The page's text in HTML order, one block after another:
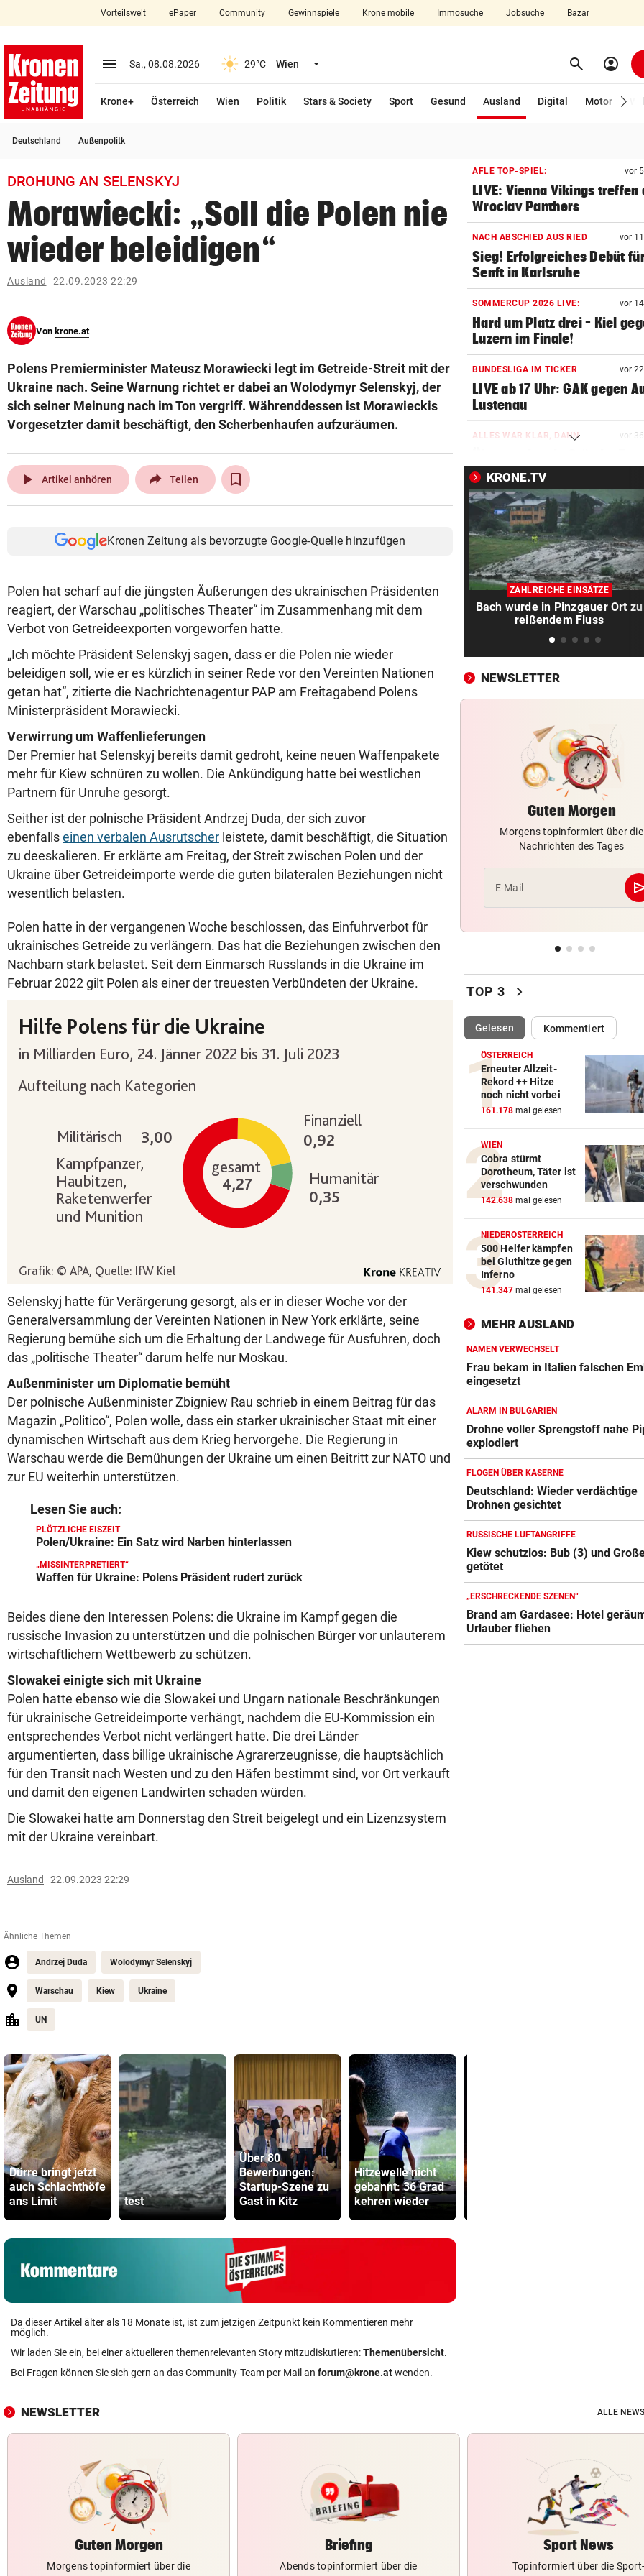
closeSchließen
account_circle Anmelden
arrow_right
bookmark
search
Suchbegriff
eingeben
© Krone Multimedia GmbH & Co KG 2026
Vorteilswelt ePaper Community Gewinnspiele Krone mobile Immosuche Jobsuche Bazar
menu Menü aufklappen
Sa., 08.08.2026 29°C Wien Menü aufklappen search Suchen
account_circle
Krone+ Österreich Wien Politik Stars & Society Sport Gesund Ausland
Digital
Motor
Deutschland Außenpolitk
DROHUNG AN SELENSKYJ
Morawiecki: „Soll die Polen nie
wieder beleidigen“
Ausland 22.09.2023 22:29
Von krone.at
Polens Premierminister Mateusz Morawiecki legt im Getreide-Streit mit der
Ukraine nach. Seine Warnung richtet er dabei an Wolodymyr Selenskyj, der
sich seiner Meinung nach im Ton vergriff. Währenddessen ist Morawieckis
Vorgesetzter damit beschäftigt, den Scherbenhaufen aufzuräumen.
play_arrow Artikel anhören Teilen
Kronen Zeitung als bevorzugte Google-Quelle hinzufügen
Polen hat scharf auf die jüngsten Äußerungen des ukrainischen Präsidenten
reagiert, der Warschau „politisches Theater“ im Zusammenhang mit dem
Verbot von Getreideexporten vorgeworfen hatte.
„Ich möchte Präsident Selenskyj sagen, dass er die Polen nie wieder
beleidigen soll, wie er es kürzlich in seiner Rede vor den Vereinten Nationen
getan hat“, zitierte die Nachrichtenagentur PAP am Freitagabend Polens
Ministerpräsident Morawiecki.
Verwirrung um Waffenlieferungen
Der Premier hat Selenskyj bereits damit gedroht, keine neuen Waffenpakete
mehr für Kiew schnüren zu wollen. Die Ankündigung hatte bei westlichen
Partnern für Unruhe gesorgt.
Seither ist der polnische Präsident Andrzej Duda, der sich zuvor
ebenfallseinen verbalen Ausrutscher leistete, damit beschäftigt, die Situation
zu deeskalieren. Er erklärte am Freitag, der Streit zwischen Polen und der
Ukraine über Getreideimporte werde die guten bilateralen Beziehungen nicht
wesentlich belasten.
Polen hatte in der vergangenen Woche beschlossen, das Einfuhrverbot für
ukrainisches Getreide zu verlängern. Das hat die Beziehungen zwischen den
Nachbarn stark belastet. Seit dem Einmarsch Russlands in die Ukraine im
Februar 2022 gilt Polen als einer der treuesten Verbündeten der Ukraine.
Selenskyj hatte für Verärgerung gesorgt, als er in dieser Woche vor der
Generalversammlung der Vereinten Nationen in New York erklärte, seine
Regierung bemühe sich um die Erhaltung der Landwege für Ausfuhren, doch
das „politische Theater“ darum helfe nur Moskau.
Außenminister um Diplomatie bemüht
Der polnische Außenminister Zbigniew Rau schrieb in einem Beitrag für das
Magazin „Politico“, Polen wolle, dass ein starker ukrainischer Staat mit einer
dynamischen Wirtschaft aus dem Krieg hervorgehe. Die Regierung in
Warschau werde die Bemühungen der Ukraine um einen Beitritt zur NATO und
zur EU weiterhin unterstützen.
Lesen Sie auch:
PLÖTZLICHE EISZEIT
Polen/Ukraine: Ein Satz wird Narben hinterlassen
„MISSINTERPRETIERT“
Waffen für Ukraine: Polens Präsident rudert zurück
Beides diene den Interessen Polens: die Ukraine im Kampf gegen die
russische Invasion zu unterstützen und die polnischen Bürger vor unlauterem
wirtschaftlichem Wettbewerb zu schützen.
Slowakei einigte sich mit Ukraine
Polen hatte ebenso wie die Slowakei und Ungarn nationale Beschränkungen
für ukrainische Getreideimporte verhängt, nachdem die EU-Kommission ein
entsprechendes Verbot nicht verlängert hatte. Die drei Länder
argumentierten, dass billige ukrainische Agrarerzeugnisse, die hauptsächlich
für den Transit nach Westen und zu den Häfen bestimmt sind, vor Ort verkauft
und damit den eigenen Landwirten schaden würden.
Die Slowakei hatte am Donnerstag den Streit beigelegt und ein Lizenzsystem
mit der Ukraine vereinbart.
Ausland 22.09.2023 22:29
Ähnliche Themen
Andrzej Duda Wolodymyr Selenskyj
Warschau Kiew Ukraine
UN
Dürre bringt jetzt
auch Schlachthöfe
ans Limit
test
Über 80
Bewerbungen:
Startup-Szene zu
Gast in Kitz
Hitzewelle nicht
gebannt: 36 Grad
kehren wieder
Da dieser Artikel älter als 18 Monate ist, ist zum jetzigen Zeitpunkt kein Kommentieren mehr
möglich.
Wir laden Sie ein, bei einer aktuelleren themenrelevanten Story mitzudiskutieren:Themenübersicht.
Bei Fragen können Sie sich gern an das Community-Team per Mail an forum@krone.atwenden.
AFLE TOP-SPIEL: vor
LIVE: Vienna Vikings treffen
Wroclav Panthers
NACH ABSCHIED AUS RIED vor
Sieg! Erfolgreiches Debüt
Senft in Karlsruhe
SOMMERCUP 2026 LIVE: vor
Hard um Platz drei – Kiel
Luzern im Finale!
BUNDESLIGA IM TICKER vor
LIVE ab 17 Uhr: GAK gegen
Lustenau
ALLES WAR KLAR, DANN vor
Drama um Ilzer-Ass!
GERICHTSENTSCHEIDUNG vor
ÖAMTC nicht gerufen: 130
Strafe für Lenker
NAMEN VERWECHSELT vor
Frau bekam in Italien
Embryo eingesetzt
Dürre bringt jetzt auch
Schlachthöfe ans Limit
STATT SCHACHGENIE vor
Ungarns werden
AUFSTEIGER WILL DUO vor
Transfer-Hammer um
ÖFB-Teamspieler?
SCHWERE KOLLISIONEN vor
Tirol: Drei verletzte Biker
heftigen Unfällen
vor
Streunerkatzen
Reese Witherspoon in
Sorge um ihren Vater
JETZT IST ES FIX
Der FC Arsenal hat einen
Mittelfeldspieler
MANN (45) HATTE MESSER vor
Nach Morddrohung: WEGA
stürmte Wohnung in Liesing
„STOPPLICHT“-KOLUMNE vor
Wie Schoitl und Gneisser im
„Kaisermühlen Blues“
SHOWDOWN IM ORF
Weißmann-Prozess startet
der Direktorenwahl
WOLLTEN „CHILLEN“ vor
Teenies (14) gefasst
MEDIEN BERICHTEN: vor
Nach schwerer Krankheit!
um Jorge Messi
ALARM IN BULGARIEN vor
Drohne voller Sprengstoff
Pipeline explodiert
KRONE.TV
ZAHLREICHE EINSÄTZE
Bach wurde in Pinzgauer Ort zu
reißendem Fluss
NEWSLETTER
Guten Morgen
Morgens topinformiert über die
Nachrichten des Tages
E-Mail
TOP 3 chevron_right
Gelesen(ausgewählt)Kommentiert
ÖSTERREICH
Erneuter Allzeit-
Rekord ++ Hitze
noch nicht vorbei
161.178 mal gelesen
WIEN
Cobra stürmt
Dorotheum, Täter ist
verschwunden
142.638 mal gelesen
NIEDERÖSTERREICH
500 Helfer kämpfen
bei Gluthitze gegen
Inferno
141.347 mal gelesen
MEHR AUSLAND
NAMEN VERWECHSELT
Frau bekam in Italien falschen
eingesetzt
ALARM IN BULGARIEN
Drohne voller Sprengstoff nahe
explodiert
FLOGEN ÜBER KASERNE
Deutschland: Wieder verdächtige
Drohnen gesichtet
RUSSISCHE LUFTANGRIFFE
Kiew schutzlos: Bub (3) und
getötet
„ERSCHRECKENDE SZENEN“
Brand am Gardasee: Hotel
Urlauber fliehen
NEWSLETTER ALLE
Guten Morgen
Morgens topinformiert über die
Briefing
Abends topinformiert über die
Sport News
Topinformiert über die